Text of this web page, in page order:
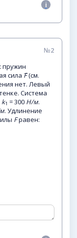
№2
пружин
сила F⃗ (см.
нет. Левый
Система
k1 = 300 Н/м.
. Удлинение
Fравен: